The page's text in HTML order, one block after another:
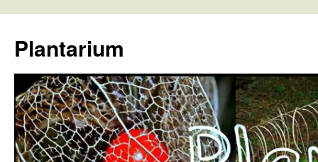
tartalomba
Plantarium